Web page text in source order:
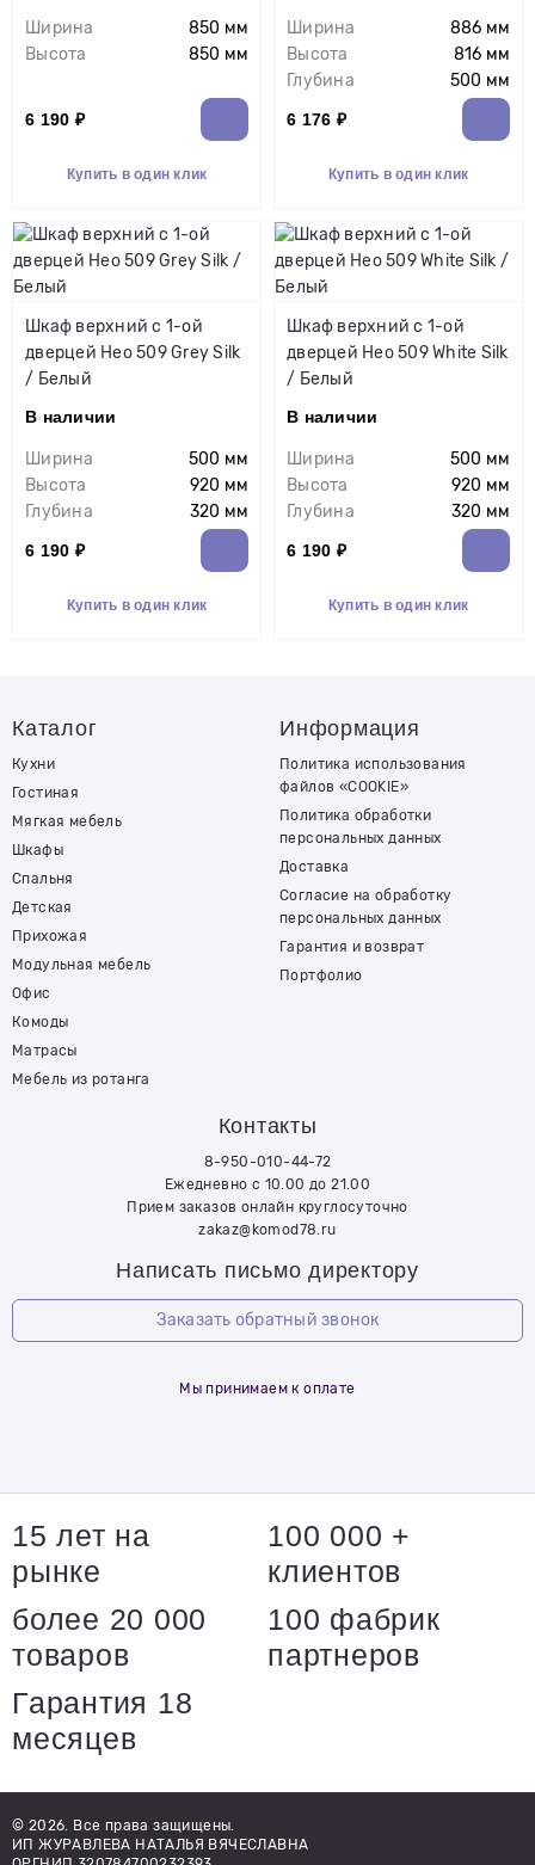
Ширина
850 мм
Высота
850 мм
6 190 ₽
Купить в один клик
Ширина
886 мм
Высота
816 мм
Глубина
500 мм
6 176 ₽
Купить в один клик
Шкаф верхний с 1-ой
дверцей Нео 509 Grey Silk
/ Белый
В наличии
Ширина
500 мм
Высота
920 мм
Глубина
320 мм
6 190 ₽
Купить в один клик
Шкаф верхний с 1-ой
дверцей Нео 509 White Silk
/ Белый
В наличии
Ширина
500 мм
Высота
920 мм
Глубина
320 мм
6 190 ₽
Купить в один клик
Каталог
Кухни
Гостиная
Мягкая мебель
Шкафы
Спальня
Детская
Прихожая
Модульная мебель
Офис
Комоды
Матрасы
Мебель из ротанга
Информация
Политика использования
файлов «COOKIE»
Политика обработки
персональных данных
Доставка
Согласие на обработку
персональных данных
Гарантия и возврат
Портфолио
Контакты
8-950-010-44-72
Ежедневно с 10.00 до 21.00
Прием заказов онлайн круглосуточно
zakaz@komod78.ru
Написать письмо директору
Заказать обратный звонок
Мы принимаем к оплате
15 лет на
рынке
100 000 +
клиентов
более 20 000
товаров
100 фабрик
партнеров
Гарантия 18
месяцев
© 2026. Все права защищены.
ИП ЖУРАВЛЕВА НАТАЛЬЯ ВЯЧЕСЛАВНА